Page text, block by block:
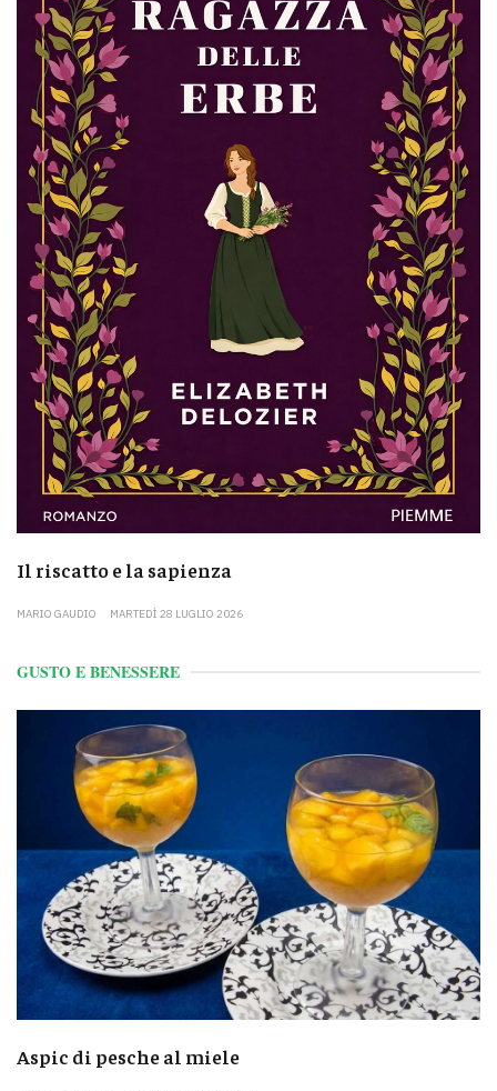
Il riscatto e la sapienza
MARIO GAUDIO MARTEDÌ 28 LUGLIO 2026
GUSTO E BENESSERE
Aspic di pesche al miele